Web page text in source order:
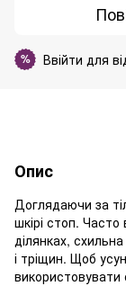
% Ввійти для
Опис
Доглядаючи за
шкірі стоп.
ділянках,
і тріщин. Щоб